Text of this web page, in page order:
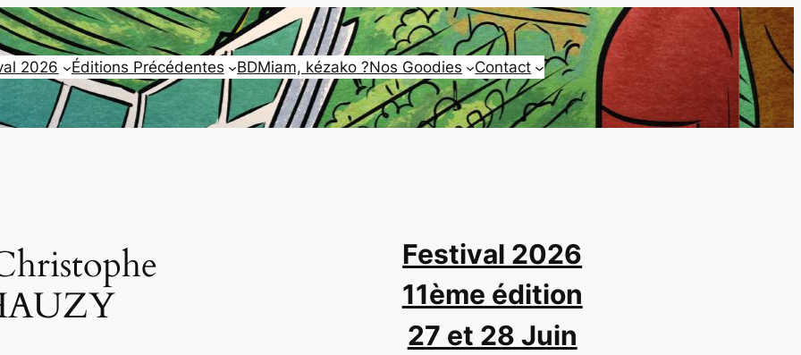
2026 Éditions Précédentes BDMiam, kézako ?Nos Goodies Contact
Festival 2026
11ème édition
27 et 28 Juin